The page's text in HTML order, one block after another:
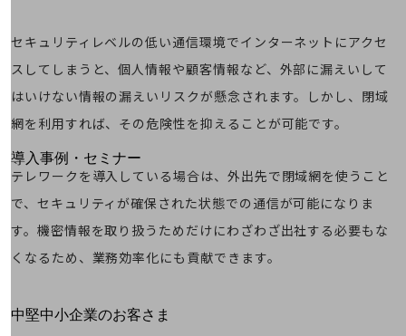
お手続き
導入事例・セミナー
導入事例TOP
最新の導入事例や注目の導入事例をご紹介します
セミナー
開催・出展する各種セミナー、イベント情報をご紹介します
中堅中小企業のお客さま
セキュリティレベルの低い通信環境でインターネットにアクセ
スしてしまうと、個人情報や顧客情報など、外部に漏えいして
はいけない情報の漏えいリスクが懸念されます。しかし、閉域
網を利用すれば、その危険性を抑えることが可能です。
テレワークを導入している場合は、外出先で閉域網を使うこと
で、セキュリティが確保された状態での通信が可能になりま
す。機密情報を取り扱うためだけにわざわざ出社する必要もな
くなるため、業務効率化にも貢献できます。